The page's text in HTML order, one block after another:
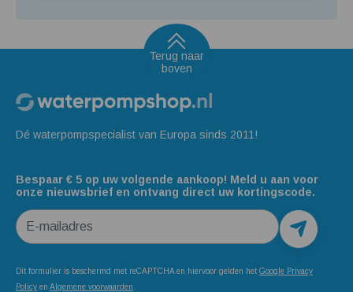
Terug naar
boven
Dé waterpompspecialist van Europa sinds 2011!
Bespaar € 5 op uw volgende aankoop! Meld u aan voor
onze nieuwsbrief en ontvang direct uw kortingscode.
E-mailadres
Dit formulier is beschermd met reCAPTCHA en hiervoor gelden het Google Privacy
Policy en Algemene voorwaarden